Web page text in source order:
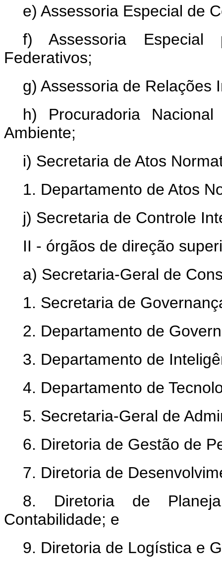
e) Assessoria Especial de
f) Assessoria Especial
Federativos;
g) Assessoria de Relações
h) Procuradoria
Ambiente;
i) Secretaria de Atos
1. Departamento de Atos
j) Secretaria de Controle
II - órgãos de direção
a) Secretaria-Geral de
1. Secretaria de
2. Departamento de
3. Departamento de
4. Departamento de
5. Secretaria-Geral de
6. Diretoria de Gestão de
7. Diretoria de
8. Diretoria de
Contabilidade; e
9. Diretoria de Logística e